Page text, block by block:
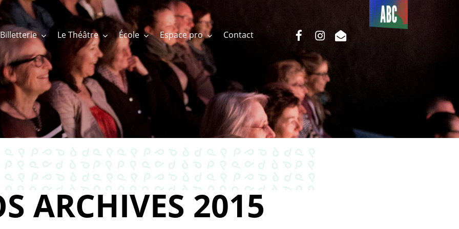
Billetterie Le Théâtre École Espace pro Contact
Du côté
de l’ABC
facebookinstagram
email
ARCHIVES 2015